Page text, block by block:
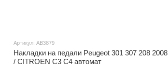
Артикул: AB3879
Накладки на педали Peugeot 301 307 208 2008
/ CITROEN C3 C4 автомат